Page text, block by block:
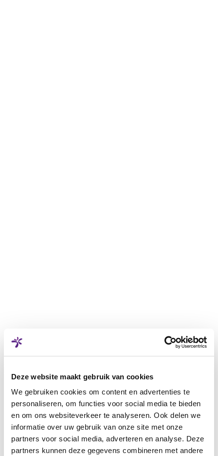
Deze website maakt gebruik van cookies
We gebruiken cookies om content en advertenties te
personaliseren, om functies voor social media te bieden
en om ons websiteverkeer te analyseren. Ook delen we
informatie over uw gebruik van onze site met onze
partners voor social media, adverteren en analyse. Deze
partners kunnen deze gegevens combineren met andere